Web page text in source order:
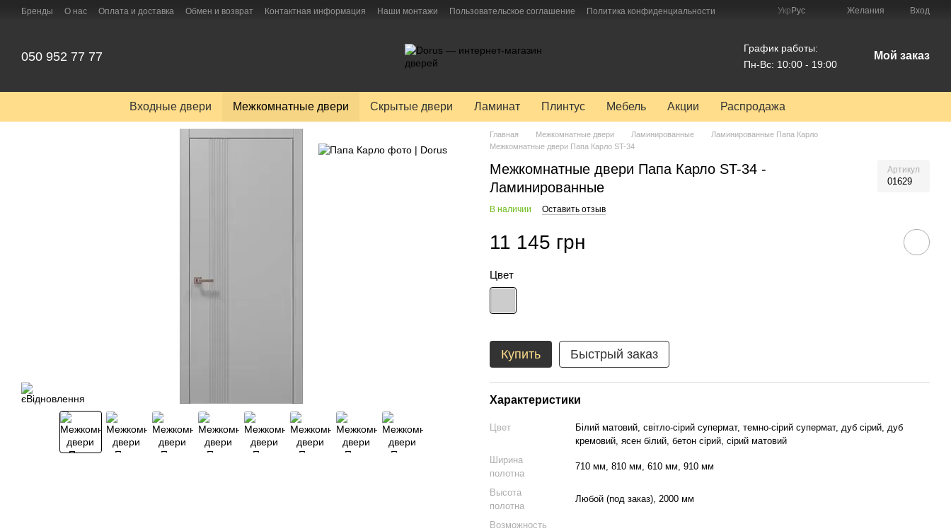
Перейти к основному контенту
Бренды О нас Оплата и доставка Обмен и возврат Контактная информация Наши монтажи Пользовательское соглашение Политика конфиденциальности Укр Рус Желания Вход
050 952 77 77
График работы:
Пн-Вс: 10:00 - 19:00
Мой заказ
Входные двери Межкомнатные двери Скрытые двери Ламинат Плинтус Мебель Акции Распродажа
Главная Межкомнатные двери Ламинированные
Ламинированные Папа Карло
Межкомнатные двери Папа Карло ST-34
Межкомнатные двери Папа Карло ST-34 -
Ламинированные
Артикул
01629
В наличии Оставить отзыв
11 145 грн
Цвет
Купить Быстрый заказ
Характеристики
Цвет
Білий матовий, світло-сірий супермат, темно-сірий супермат, дуб сірий, дуб
кремовий, ясен білий, бетон сірий, сірий матовий
Ширина
полотна
710 мм, 810 мм, 610 мм, 910 мм
Высота
полотна
Любой (под заказ), 2000 мм
Возможность